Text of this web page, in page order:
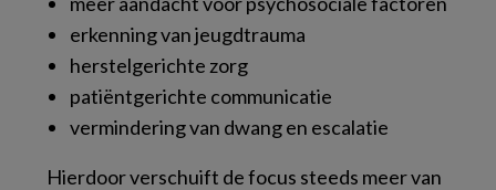
erkenning van jeugdtrauma
herstelgerichte zorg
patiëntgerichte communicatie
vermindering van dwang en escalatie
Hierdoor verschuift de focus steeds meer van